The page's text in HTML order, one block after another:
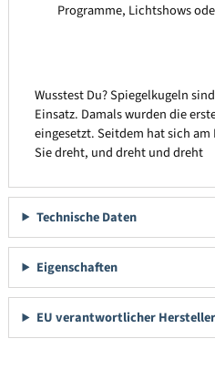
Programme, Lichtshows
Wusstest Du? Spiegelkugeln
Einsatz. Damals wurden die
eingesetzt. Seitdem hat sich
Sie dreht, und dreht und dreht
Technische Daten
Eigenschaften
EU verantwortlicher Hersteller